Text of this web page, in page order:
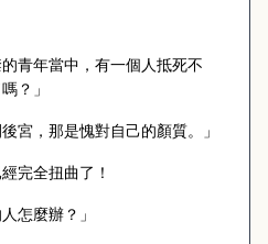
年當中，有一個人抵死不
？」
，那是愧對自己的顏質。」
完全扭曲了！
怎麼辦？」